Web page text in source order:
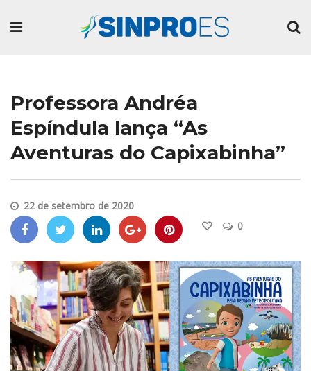
Professora Andréa
Espíndula lança “As
Aventuras do Capixabinha”
22 de setembro de 2020
0